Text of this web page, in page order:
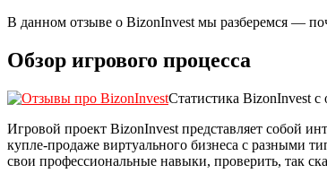
В данном отзыве о BizonInvest мы разберемся —
Обзор игрового процесса
Статистика BizonInvest с
Игровой проект BizonInvest представляет собой
купле-продаже виртуального бизнеса с разными
свои профессиональные навыки, проверить, так